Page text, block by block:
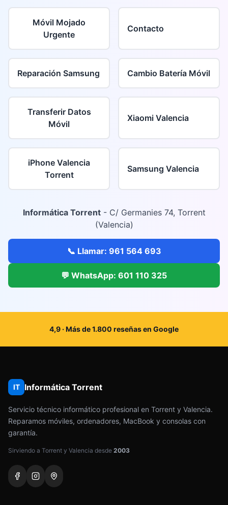
Móvil Mojado
Urgente
Contacto
Reparación Samsung Cambio Batería Móvil
Transferir Datos
Móvil
Xiaomi Valencia
iPhone Valencia
Torrent
Samsung Valencia
Informática Torrent- C/ Germanies 74, Torrent
(Valencia)
📞 Llamar: 961 564 693
💬 WhatsApp: 601 110 325
4,9 · Más de 1.800 reseñas en Google
IT Informática Torrent
Servicio técnico informático profesional en Torrent y Valencia.
Reparamos móviles, ordenadores, MacBook y consolas con
garantía.
Sirviendo a Torrent y Valencia desde 2003